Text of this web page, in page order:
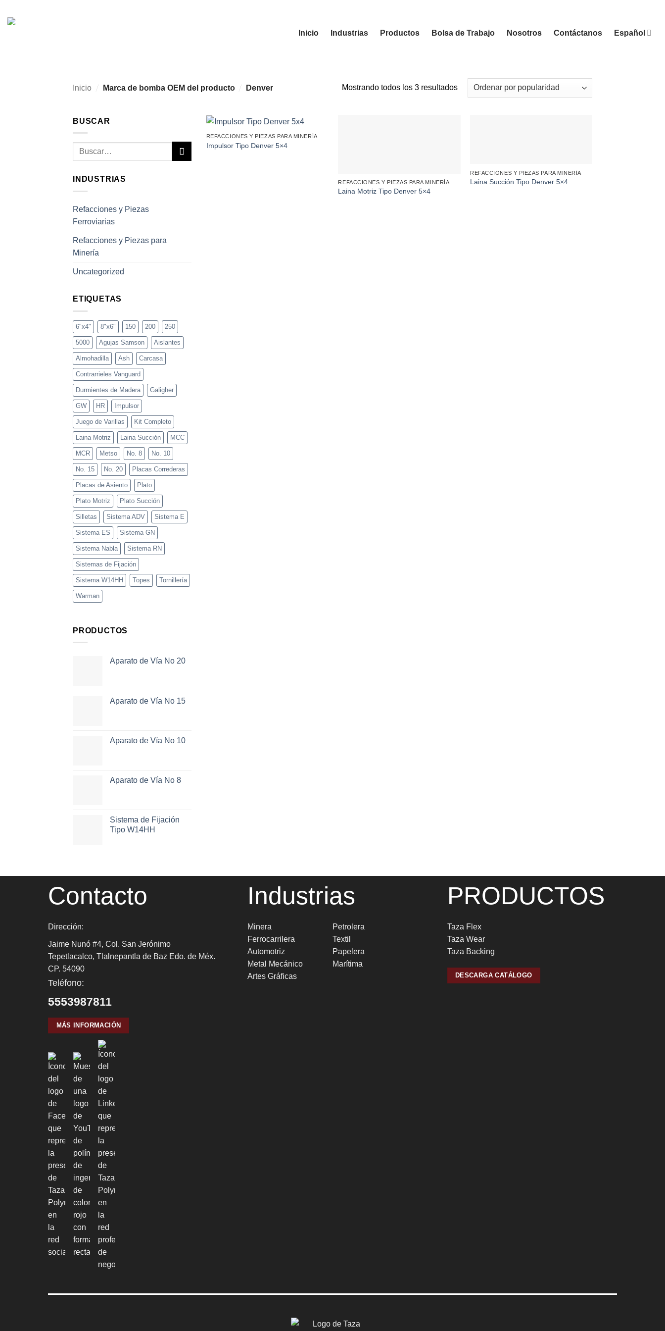
Inicio Industrias Productos Bolsa de Trabajo Nosotros Contáctanos Español
Inicio / Marca de bomba OEM del producto / Denver Mostrando todos los 3 resultadosSorted
BUSCAR
Buscar
INDUSTRIAS
Refacciones y Piezas
Ferroviarias
Refacciones y Piezas para
Minería
Uncategorized
ETIQUETAS
6"x4" 8"x6" 150 200 250
5000 Agujas Samson Aislantes
Almohadilla Ash Carcasa
Contrarrieles Vanguard
Durmientes de Madera Galigher
GW HR Impulsor
Juego de Varillas Kit Completo
Laina Motriz Laina Succión MCC
MCR Metso No. 8 No. 10
No. 15 No. 20 Placas Correderas
Placas de Asiento Plato
Plato Motriz Plato Succión
Silletas Sistema ADV Sistema E
Sistema ES Sistema GN
Sistema Nabla Sistema RN
Sistemas de Fijación
Sistema W14HH Topes Tornillería
Warman
PRODUCTOS
Aparato de Vía No 20
Aparato de Vía No 15
Aparato de Vía No 10
Aparato de Vía No 8
Sistema de Fijación
Tipo W14HH
REFACCIONES Y PIEZAS PARA MINERÍA
Impulsor Tipo Denver 5×4
REFACCIONES Y PIEZAS PARA MINERÍA
Laina Motriz Tipo Denver 5×4
REFACCIONES Y PIEZAS PARA MINERÍA
Laina Succión Tipo Denver 5×4
Contacto
Dirección:
Jaime Nunó #4, Col. San Jerónimo
Tepetlacalco, Tlalnepantla de Baz Edo. de Méx.
CP. 54090
Teléfono:
5553987811
MÁS INFORMACIÓN
Industrias
Minera
Ferrocarrilera
Automotriz
Metal Mecánico
Artes Gráficas
Petrolera
Textil
Papelera
Marítima
PRODUCTOS
Taza Flex
Taza Wear
Taza Backing
DESCARGA CATÁLOGO